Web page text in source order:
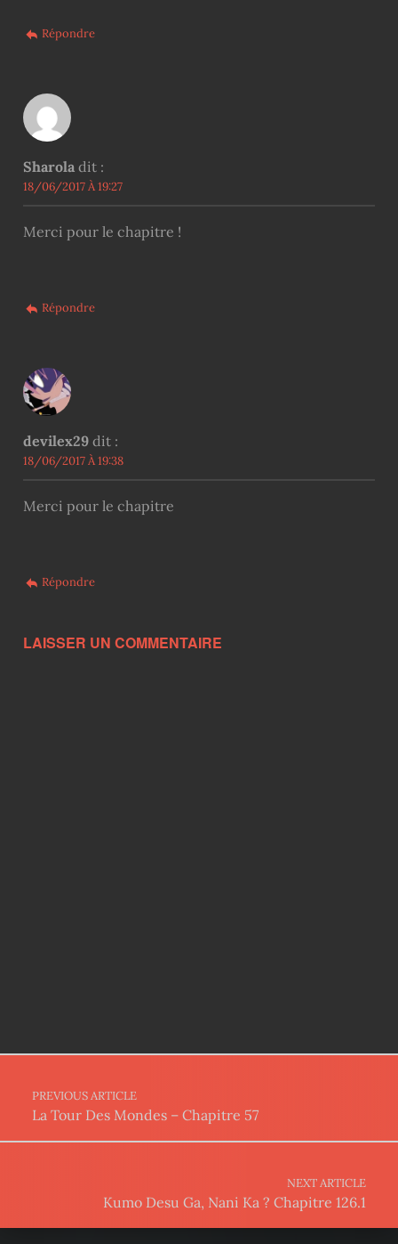
Répondre
Sharola dit :
18/06/2017 À 19:27
Merci pour le chapitre !
Répondre
devilex29 dit :
18/06/2017 À 19:38
Merci pour le chapitre
Répondre
LAISSER UN COMMENTAIRE
Post navigation
PREVIOUS ARTICLE
La Tour Des Mondes – Chapitre 57
NEXT ARTICLE
Kumo Desu Ga, Nani Ka ? Chapitre 126.1